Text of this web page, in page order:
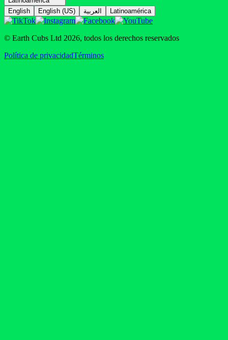
English
English (US) العربية Latinoamérica
© Earth Cubs Ltd 2026, todos los derechos reservados
Política de privacidadTérminos